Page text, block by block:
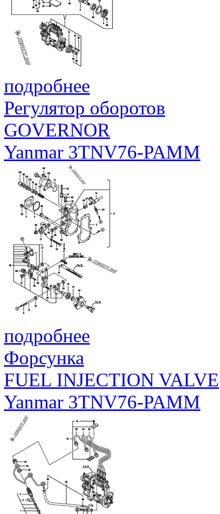
подробнее
Регулятор оборотов
GOVERNOR
Yanmar 3TNV76-PAMM
подробнее
Форсунка
FUEL INJECTION VALVE
Yanmar 3TNV76-PAMM